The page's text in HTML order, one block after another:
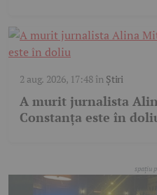
2 aug. 2026, 17:48în Știri
A murit jurnalista
Constanța este în